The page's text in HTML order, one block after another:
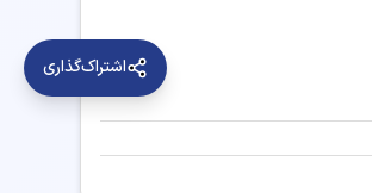
اشتراک‌گذاری